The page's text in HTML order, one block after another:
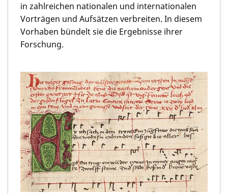
in zahlreichen nationalen und internationalen
Vorträgen und Aufsätzen verbreiten. In diesem
Vorhaben bündelt sie die Ergebnisse ihrer
Forschung.